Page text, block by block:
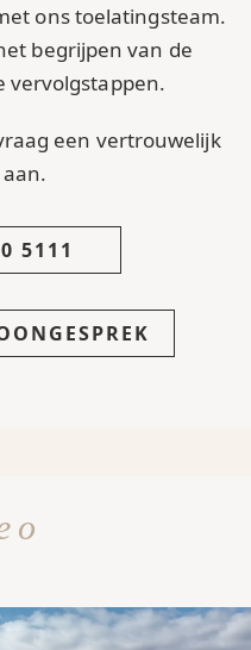
ons toelatingsteam.
begrijpen van de
vervolgstappen.
een vertrouwelijk
5111